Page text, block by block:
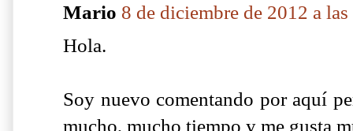
Mario 8 de diciembre de 2012 a
Hola.
Soy nuevo comentando por aquí
mucho, mucho tiempo y me gusta